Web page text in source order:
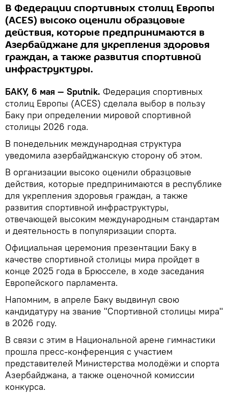
В Федерации спортивных столиц Европы
(ACES) высоко оценили образцовые
действия, которые предпринимаются в
Азербайджане для укрепления здоровья
граждан, а также развития спортивной
инфраструктуры.
БАКУ, 6 мая — Sputnik. Федерация спортивных
столиц Европы (ACES) сделала выбор в пользу
Баку при определении мировой спортивной
столицы 2026 года.
В понедельник международная структура
уведомила азербайджанскую сторону об этом.
В организации высоко оценили образцовые
действия, которые предпринимаются в республике
для укрепления здоровья граждан, а также
развития спортивной инфраструктуры,
отвечающей высоким международным стандартам
и деятельность в популяризации спорта.
Официальная церемония презентации Баку в
качестве спортивной столицы мира пройдет в
конце 2025 года в Брюсселе, в ходе заседания
Европейского парламента.
Напомним, в апреле Баку выдвинул свою
кандидатуру на звание "Спортивной столицы мира"
в 2026 году.
В связи с этим в Национальной арене гимнастики
прошла пресс-конференция с участием
представителей Министерства молодёжи и спорта
Азербайджана, а также оценочной комиссии
конкурса.